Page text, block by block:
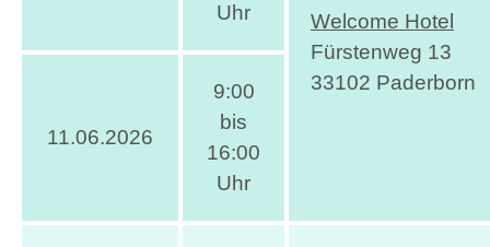
Uhr
Welcome Hotel
Fürstenweg 13
33102 Paderborn
11.06.2026
9:00
bis
16:00
Uhr